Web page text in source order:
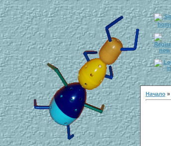
Начало»